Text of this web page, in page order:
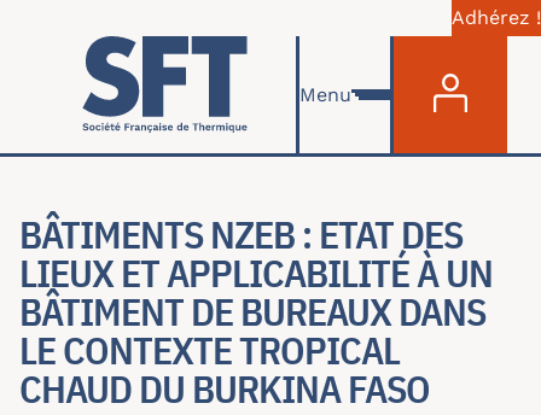
Aller au contenu principal
Adhérez !
Menu
BÂTIMENTS NZEB : ETAT DES
LIEUX ET APPLICABILITÉ À UN
BÂTIMENT DE BUREAUX DANS
LE CONTEXTE TROPICAL
CHAUD DU BURKINA FASO